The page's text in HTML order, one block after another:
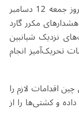
سخنگوی گارد ساحلی چین اعلام کرد که روز جمعه 12 دسامبر
هشدارهای مکرر گارد
نزدیک شیانبین
تحریک‌آمیز انجام
اقدامات لازم را
و کشتی‌ها را از